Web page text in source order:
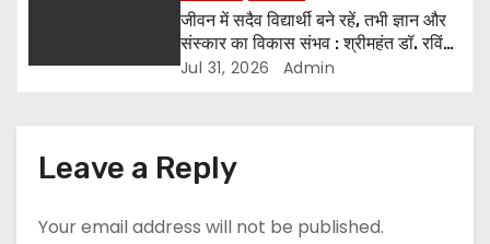
जीवन में सदैव विद्यार्थी बने रहें, तभी ज्ञान और
संस्कार का विकास संभव : श्रीमहंत डॉ. रविंद्र
पुरी
Jul 31, 2026 Admin
Leave a Reply
Your email address will not be published.